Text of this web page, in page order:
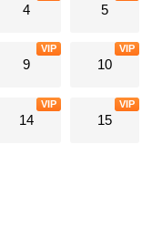
4 5
9
VIP
10
VIP
14
VIP
15
VIP